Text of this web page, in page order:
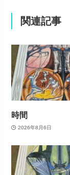
関連記事
時間
2026年8月6日